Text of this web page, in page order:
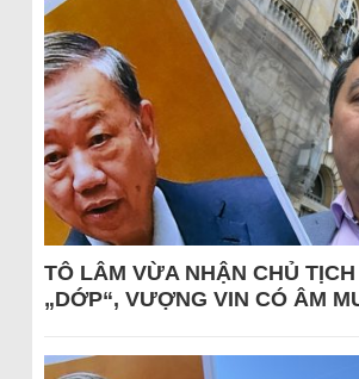
TÔ LÂM VỪA NHẬN CHỦ
„DỚP“, VƯỢNG VIN CÓ ÂM